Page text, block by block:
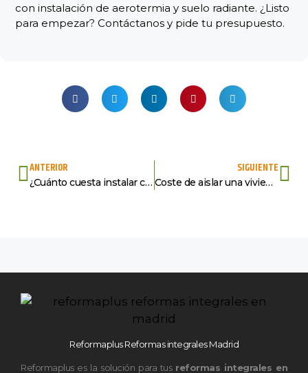
con instalación de aerotermia y suelo radiante. ¿Listo
para empezar? Contáctanos y pide tu presupuesto.
ANTERIOR
¿Cuánto cuesta instalar caldera de gas?
SIGUIENTE
Coste de aislar una vivienda: Inversión en confort y eficiencia energética
Reformaplus Reformas integrales Madrid
Reformaplus es la solución para tus reformas integrales en